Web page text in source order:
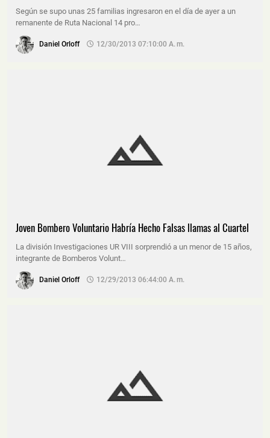
Según se supo unas 25 familias ingresaron en el día de ayer a un
remanente de Ruta Nacional 14 pro…
Daniel Orloff 12/30/2013 07:10:00 A. M.
Joven Bombero Voluntario Habría Hecho Falsas llamas al Cuartel
La división Investigaciones UR VIII sorprendió a un menor de 15 años,
integrante de Bomberos Volunt…
Daniel Orloff 12/29/2013 06:44:00 A. M.